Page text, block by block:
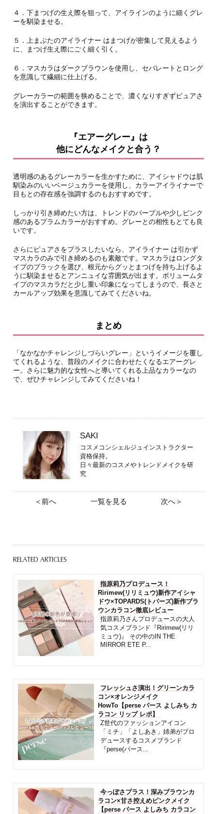
４．下まつげの生え際を狙って、アイラインのように細くグレ
ーを馴染ませる。
５．上まぶたのアイライナー はまつげが密集して見えるよう
に、まつげ生え際にごく細く引く。
６．マスカラはダークブラウンを使用し、セパレートとロング
を意識して繊細に仕上げる。
グレーカラーの範囲を狭めることで、濃くなりすぎずピュアさ
を演出することができます。
『エアーグレー』は
他にどんなメイクと合う？
透明感のあるグレーカラーを生かすために、アイシャドウは肌
馴染みのいいベージュカラーを使用し、カラーアイライナーで
目もとの存在感を強調するのもおすすめです。
しっかり引き締めたい方は、トレンドのパープルや少しピンク
感のあるプラムカラーがおすすめ。グレーとの相性もとても良
いです。
さらにピュアさをプラスしたいなら、アイライナー は引かず
マスカラのみで引き締めるのも素敵です。マスカラはロングタ
イプのブラックを選び、根元からグッとまつげを持ち上げるよ
うに馴染ませるとアンニュイな雰囲気が出ます。ボリュームタ
イプのマスカラだと少し重い印象になってしまうので、長さと
カールアップ効果を意識してみてくださいね。
まとめ
「なかなかチャレンジしづらいグレー」というイメージを覆し
てくれるような、普段のメイクに合わせたくなるエアーグレ
ー。さらに魅力的な女性へと導いてくれる上品なカラーなの
で、ぜひチャレンジしてみてくださいね！
SAKI
コスメコンシェルジュインストラクター
資格保持。
日々最新のコスメやトレンドメイクを研
究
＜前へ 一覧を見る 次へ＞
RELATED ARTICLES
指原莉乃プロデュース！
Ririmew(リリミュウ)新作アイシャ
ドウ×TOPARDS(トパーズ)新作ブラ
ウンカラコン徹底レビュー
指原莉乃さんプロデュースの大人
気コスメブランド『Ririmew(リリ
ミュウ)』 その中のIN THE
MIRROR ETE P...
フレッシュさ演出！グリーンカラ
コン×オレンジメイク
HowTo【perse パース よしみち カ
ラコン リップ レポ】
Z世代のファッションアイコン
「ミチ」「よしあき」姉弟がプロ
デュースするコスメブランド
『perse(パース...
今っぽさプラス！深みブラウンカ
ラコン×甘さ控えめピンクメイク
【perse パース よしみち カラコン